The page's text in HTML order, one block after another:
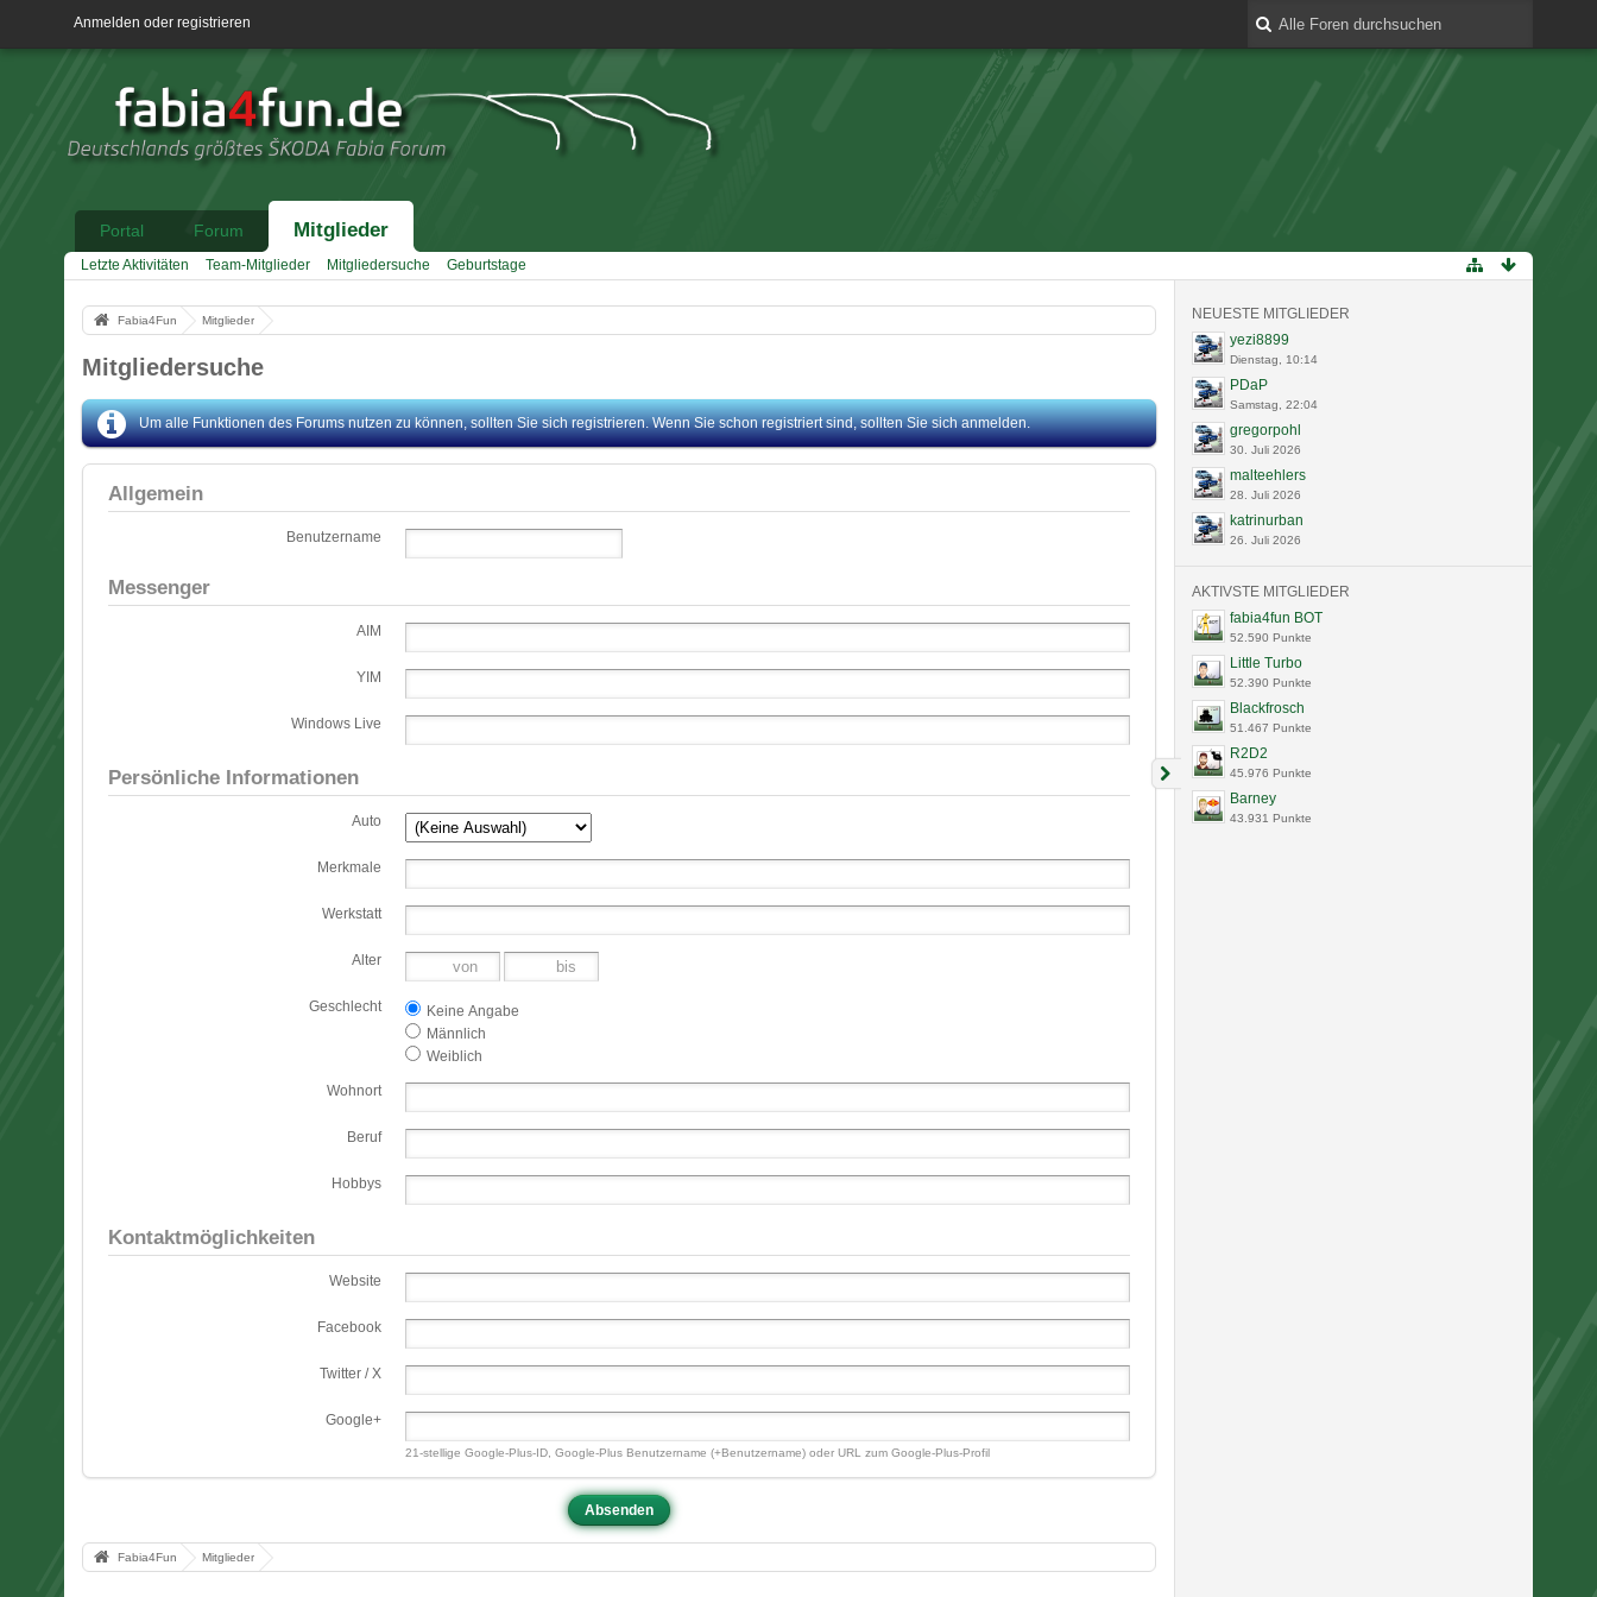
Anmelden oder registrieren
Portal Forum Mitglieder
Letzte Aktivitäten Team-Mitglieder Mitgliedersuche Geburtstage
Fabia4Fun Mitglieder
Mitgliedersuche
Um alle Funktionen des Forums nutzen zu können, sollten Sie sich registrieren. Wenn Sie schon registriert sind, sollten Sie sich anmelden.
Allgemein
Benutzername
Messenger
AIM
YIM
Windows Live
Persönliche Informationen
Auto
Merkmale
Werkstatt
Alter
Geschlecht
Keine Angabe
Männlich
Weiblich
Wohnort
Beruf
Hobbys
Kontaktmöglichkeiten
Website
Facebook
Twitter / X
Google+
21-stellige Google-Plus-ID, Google-Plus Benutzername (+Benutzername) oder URL zum Google-Plus-Profil
Fabia4Fun Mitglieder
NEUESTE MITGLIEDER
yezi8899
Dienstag, 10:14
PDaP
Samstag, 22:04
gregorpohl
30. Juli 2026
malteehlers
28. Juli 2026
katrinurban
26. Juli 2026
AKTIVSTE MITGLIEDER
fabia4fun BOT
52.590 Punkte
Little Turbo
52.390 Punkte
Blackfrosch
51.467 Punkte
R2D2
45.976 Punkte
Barney
43.931 Punkte